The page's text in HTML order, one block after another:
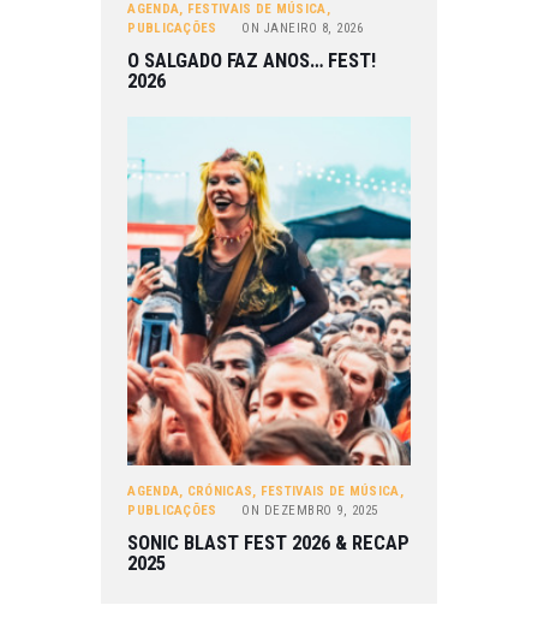
AGENDA, FESTIVAIS DE MÚSICA,
PUBLICAÇÕES
ON JANEIRO 8, 2026
O SALGADO FAZ ANOS… FEST!
2026
AGENDA, CRÓNICAS, FESTIVAIS DE MÚSICA,
PUBLICAÇÕES
ON DEZEMBRO 9, 2025
SONIC BLAST FEST 2026 & RECAP
2025